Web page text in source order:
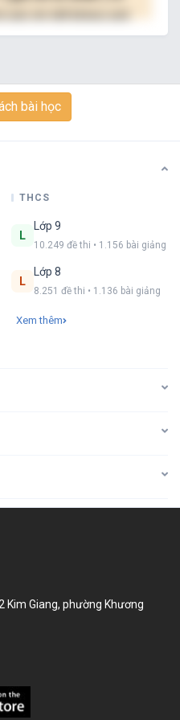
giải chi tiết không giới
khoản VIP
án và lời giải chi tiết.
( giá chỉ từ 250K )
giải chi tiết không giới
bài học
THCS
L
Lớp 9
10.249 đề thi • 1.156 bài giảng
L
Lớp 8
8.251 đề thi • 1.136 bài giảng
Xem thêm
Kim Giang, phường Khương